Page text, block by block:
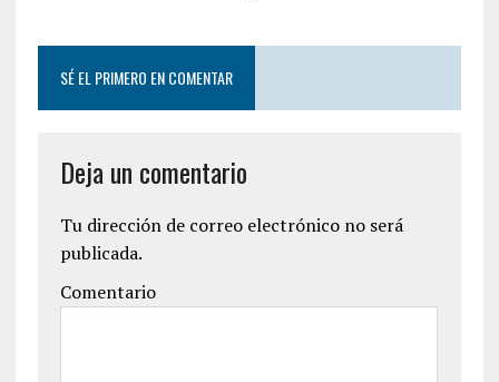
SÉ EL PRIMERO EN COMENTAR
Deja un comentario
Tu dirección de correo electrónico no será
publicada.
Comentario